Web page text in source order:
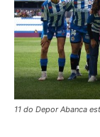
11 do Depor Abanca